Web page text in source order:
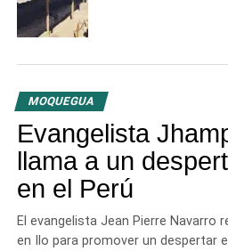
MOQUEGUA
Evangelista
llama a un
en el Perú
El evangelista Jean Pierre Navarro
en Ilo para promover un despertar